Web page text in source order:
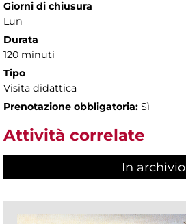
Giorni di chiusura
Lun
Durata
120 minuti
Tipo
Visita didattica
Prenotazione obbligatoria: Sì
Attività correlate
In archivio